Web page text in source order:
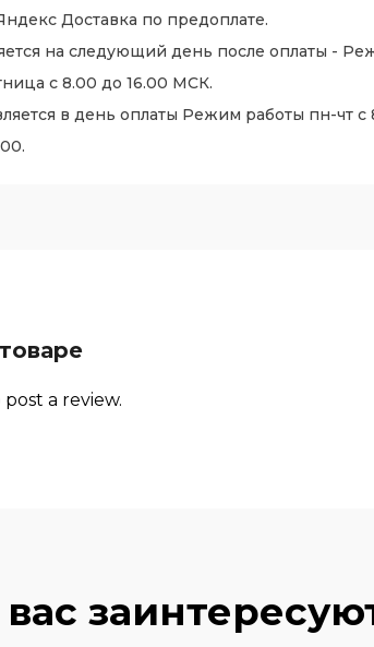
Доставка по предоплате.
на следующий день после оплаты -
с 8.00 до 16.00 МСК.
в день оплаты Режим работы пн-чт с
post a review.